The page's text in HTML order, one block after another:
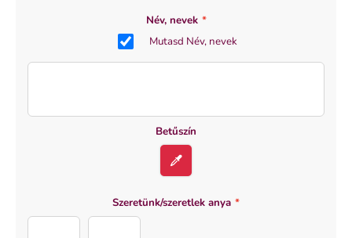
Név, nevek *
Mutasd Név, nevek
Betűszín
Szeretünk/szeretlek anya *